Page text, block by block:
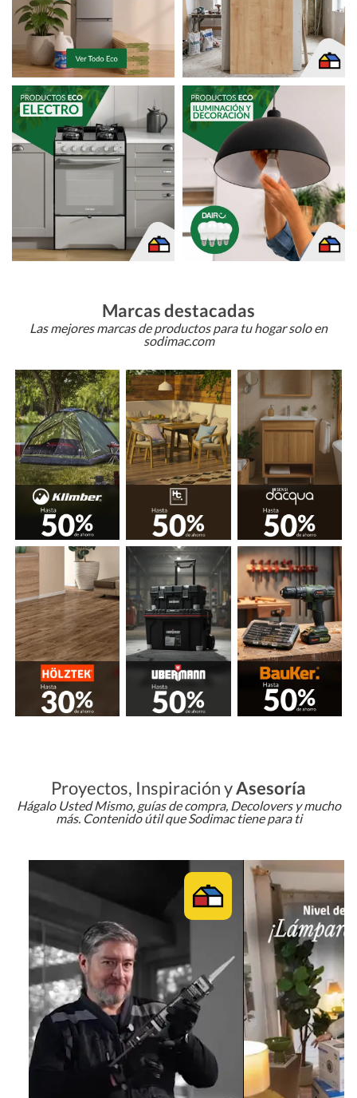
Marcas destacadas
Las mejores marcas de productos para tu hogar solo en
sodimac.com
Proyectos, Inspiración yAsesoría
Hágalo Usted Mismo, guías de compra, Decolovers y mucho
más. Contenido útil que Sodimac tiene para ti